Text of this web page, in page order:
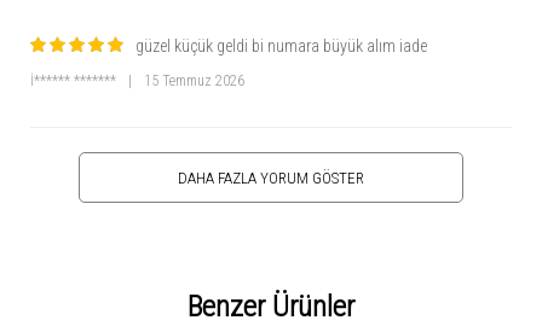
güzel küçük geldi bi numara büyük alım iade
İ****** ******* 15 Temmuz 2026
DAHA FAZLA YORUM GÖSTER
Benzer Ürünler